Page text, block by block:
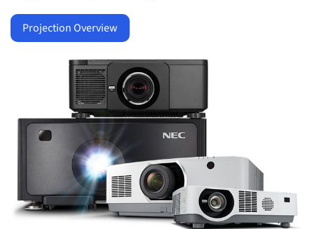
Projection Overview